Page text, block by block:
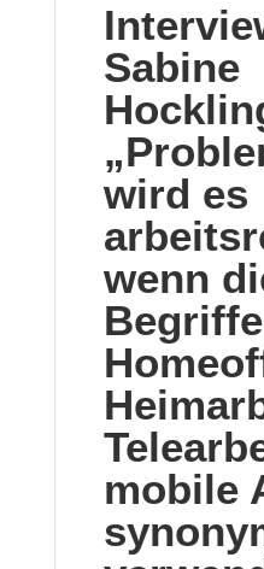
Sabine
wird es
wenn
Begriffe
mobile